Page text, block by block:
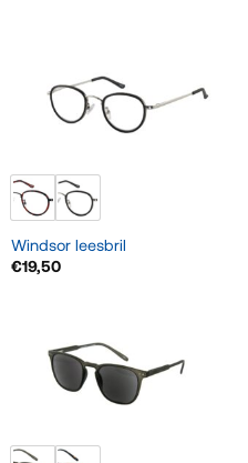
Windsor leesbril
€19,50